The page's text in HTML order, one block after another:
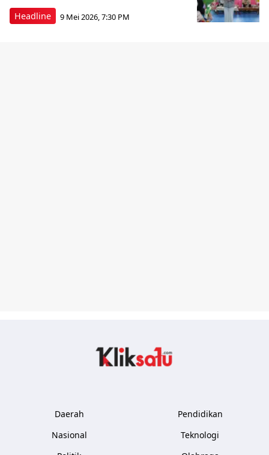
Headline 9 Mei 2026, 7:30 PM
Daerah
Nasional
Pendidikan
Teknologi